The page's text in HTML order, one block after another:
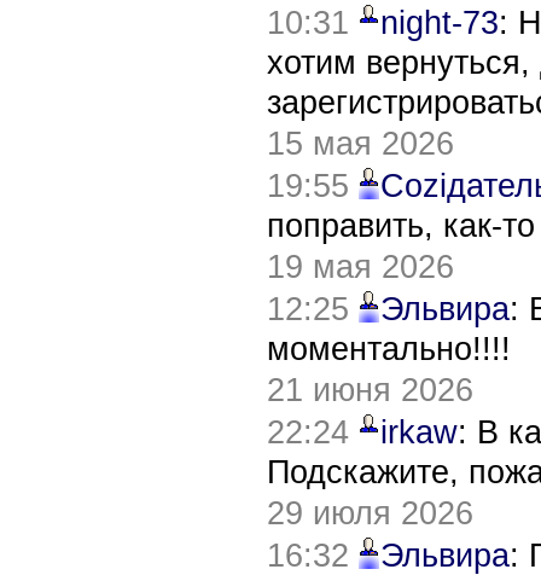
10:31
night-73:
хотим
15 мая 2026
19:55
поправить, как-
19 мая 2026
12:25
Эльвира:
моментально!!!!
21 июня 2026
22:24
irkaw: В
Подскажите,
29 июля 2026
16:32
Эльвира: